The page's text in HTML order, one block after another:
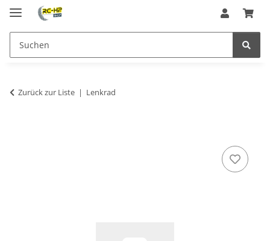
Zurück zur Liste Lenkrad